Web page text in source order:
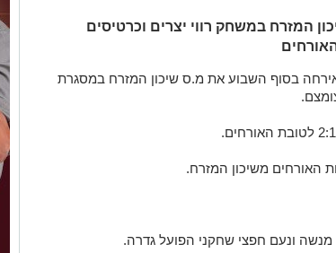
המזרח במשחק רווי יצרים וכרטיסים
בסוף השבוע את מ.ס שיכון המזרח במסגרת
מנשה ונעם חפצי שחקני הפועל גדרה.